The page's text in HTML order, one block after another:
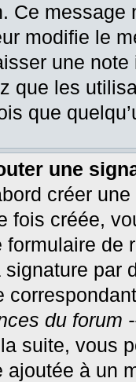
Ce message
modifie le
une
que les
que
une
créer
fois créée,
formulaire de
par
du forum
suite, vous
ajoutée à un